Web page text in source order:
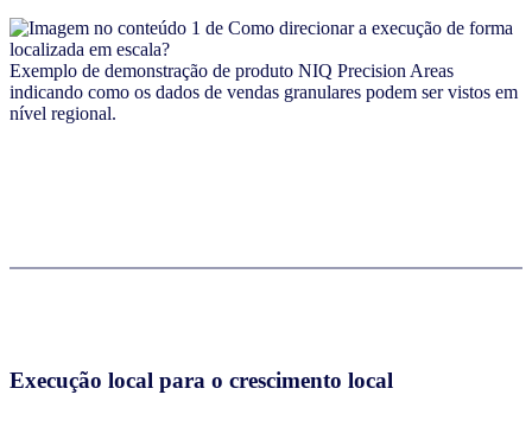
Exemplo de demonstração de produto NIQ Precision Areas
indicando como os dados de vendas granulares podem ser vistos em
nível regional.
Execução local para o crescimento local